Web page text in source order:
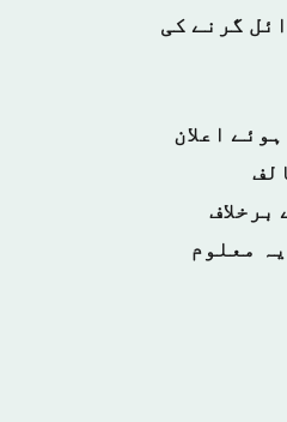
گرنے کی
اعلان
معلوم